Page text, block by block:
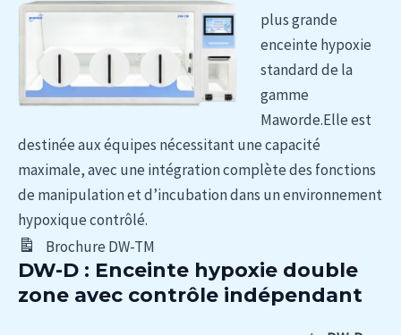
plus grande
enceinte hypoxie
standard de la
gamme
Maworde.Elle est
destinée aux équipes nécessitant une capacité
maximale, avec une intégration complète des fonctions
de manipulation et d’incubation dans un environnement
hypoxique contrôlé.
Brochure DW-TM
DW-D : Enceinte hypoxie double
zone avec contrôle indépendant